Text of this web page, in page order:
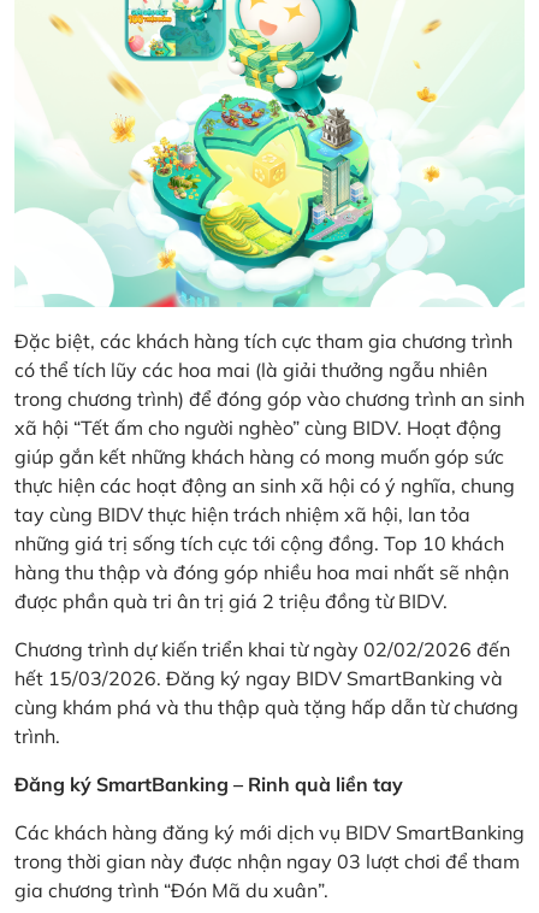
Đặc biệt, các khách hàng tích cực tham gia chương trình
có thể tích lũy các hoa mai (là giải thưởng ngẫu nhiên
trong chương trình) để đóng góp vào chương trình an sinh
xã hội “Tết ấm cho người nghèo” cùng BIDV. Hoạt động
giúp gắn kết những khách hàng có mong muốn góp sức
thực hiện các hoạt động an sinh xã hội có ý nghĩa, chung
tay cùng BIDV thực hiện trách nhiệm xã hội, lan tỏa
những giá trị sống tích cực tới cộng đồng. Top 10 khách
hàng thu thập và đóng góp nhiều hoa mai nhất sẽ nhận
được phần quà tri ân trị giá 2 triệu đồng từ BIDV.
Chương trình dự kiến triển khai từ ngày 02/02/2026 đến
hết 15/03/2026. Đăng ký ngay BIDV SmartBanking và
cùng khám phá và thu thập quà tặng hấp dẫn từ chương
trình.
Đăng ký SmartBanking – Rinh quà liền tay
Các khách hàng đăng ký mới dịch vụ BIDV SmartBanking
trong thời gian này được nhận ngay 03 lượt chơi để tham
gia chương trình “Đón Mã du xuân”.